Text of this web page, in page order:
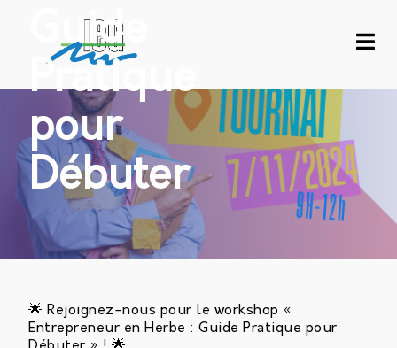
Guide
Pratique
pour
Débuter
🌟 Rejoignez-nous pour le workshop «
Entrepreneur en Herbe : Guide Pratique pour